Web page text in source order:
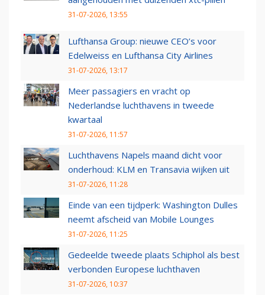
31-07-2026, 13:55
Lufthansa Group: nieuwe CEO’s voor
Edelweiss en Lufthansa City Airlines
31-07-2026, 13:17
Meer passagiers en vracht op
Nederlandse luchthavens in tweede
kwartaal
31-07-2026, 11:57
Luchthavens Napels maand dicht voor
onderhoud: KLM en Transavia wijken uit
31-07-2026, 11:28
Einde van een tijdperk: Washington Dulles
neemt afscheid van Mobile Lounges
31-07-2026, 11:25
Gedeelde tweede plaats Schiphol als best
verbonden Europese luchthaven
31-07-2026, 10:37